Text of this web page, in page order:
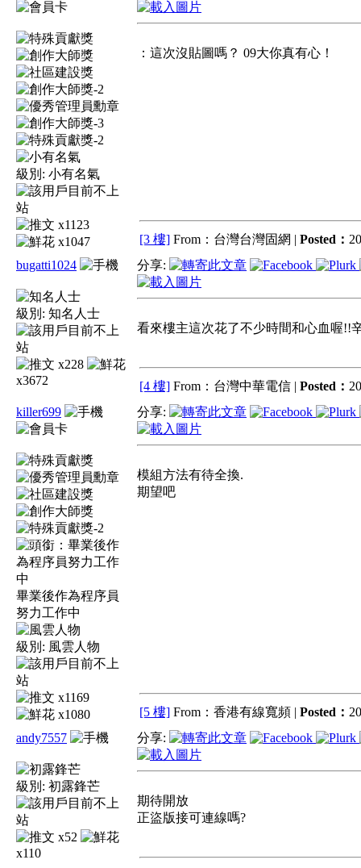
級別: 小有名氣
x1123
x1047
：這次沒貼圖嗎？ 09大你真有心！
[3 樓] From：台灣台灣固網 | Posted：
bugatti1024
級別: 知名人士
x228
x3672
分享:
看來樓主這次花了不少時間和心血喔!!
[4 樓] From：台灣中華電信 | Posted：
killer699
畢業後作為程序員
努力工作中
級別: 風雲人物
x1169
x1080
分享:
模組方法有待全換.
期望吧
[5 樓] From：香港有線寬頻 | Posted：
andy7557
級別: 初露鋒芒
x52
x110
分享:
期待開放
正盜版接可連線嗎?